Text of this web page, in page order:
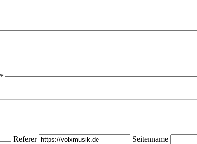
*
Referer Seitenname